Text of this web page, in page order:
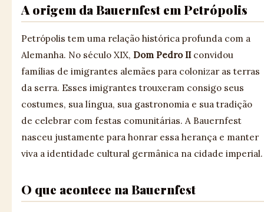
A origem da Bauernfest em Petrópolis
Petrópolis tem uma relação histórica profunda com a
Alemanha. No século XIX, Dom Pedro IIconvidou
famílias de imigrantes alemães para colonizar as terras
da serra. Esses imigrantes trouxeram consigo seus
costumes, sua língua, sua gastronomia e sua tradição
de celebrar com festas comunitárias. A Bauernfest
nasceu justamente para honrar essa herança e manter
viva a identidade cultural germânica na cidade imperial.
O que acontece na Bauernfest